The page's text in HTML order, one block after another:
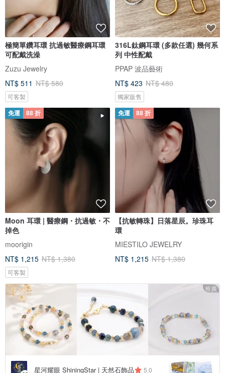
極簡單鑽耳環 抗過敏醫療鋼耳環
可配戴洗澡
Zuzu Jewelry
NT$ 511 NT$ 580
可客製
316L鈦鋼耳環 (多款任選) 幾何系
列 中性配戴
PPAP 波品藝術
NT$ 423 NT$ 480
獨家販售
免運 88 折
Moon 耳環 | 醫療鋼・抗過敏・不
掉色
moorigin
NT$ 1,215 NT$ 1,380
可客製
免運 88 折
【抗敏轉珠】日落星辰。珍珠耳
環
MIESTILO JEWELRY
NT$ 1,215 NT$ 1,380
推廣
星河耀眼 ShiningStar | 天然石飾品 5.0